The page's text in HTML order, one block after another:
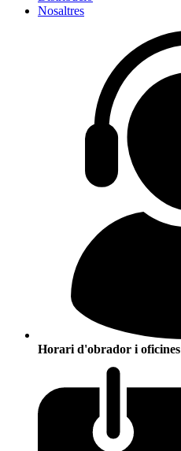
Nosaltres
Horari d'obrador i oficines